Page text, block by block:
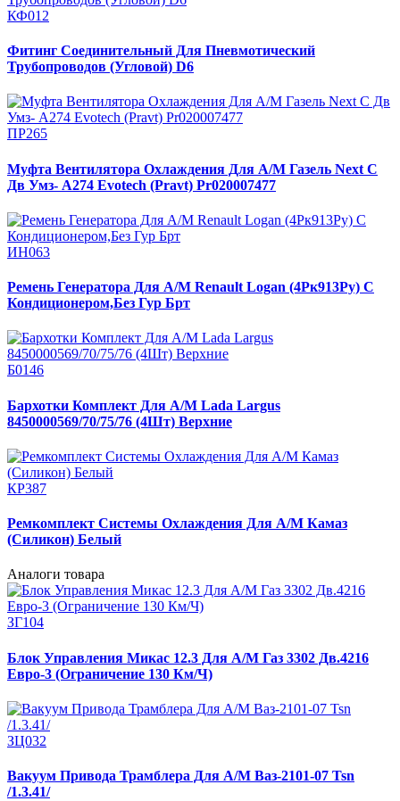
КФ012
Фитинг Соединительный Для Пневмотический
Трубопроводов (Угловой) D6
ПР265
Муфта Вентилятора Охлаждения Для А/М Газель Next С
Дв Умз- А274 Evotech (Pravt) Pr020007477
ИН063
Ремень Генератора Для А/М Renault Logan (4Рк913Ру) С
Кондиционером,Без Гур Брт
Б0146
Бархотки Комплект Для А/М Lada Largus
8450000569/70/75/76 (4Шт) Верхние
КР387
Ремкомплект Системы Охлаждения Для А/М Камаз
(Силикон) Белый
Аналоги товара
ЗГ104
Блок Управления Микас 12.3 Для А/М Газ 3302 Дв.4216
Евро-3 (Ограничение 130 Км/Ч)
ЗЦ032
Вакуум Привода Трамблера Для А/М Ваз-2101-07 Tsn
/1.3.41/